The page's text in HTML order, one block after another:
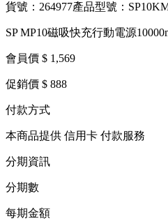
貨號：264977產品型號：
SP MP10磁吸快充行動電源
會員價 $ 1,569
促銷價 $ 888
付款方式
本商品提供 信用卡 付款服務
分期資訊
分期數
每期金額